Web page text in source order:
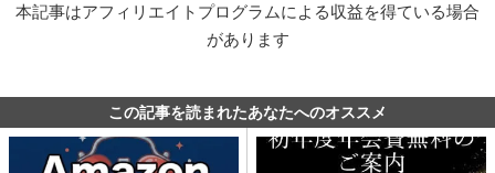
本記事はアフィリエイトプログラムによる収益を得ている場合
があります
この記事を読まれたあなたへのオススメ